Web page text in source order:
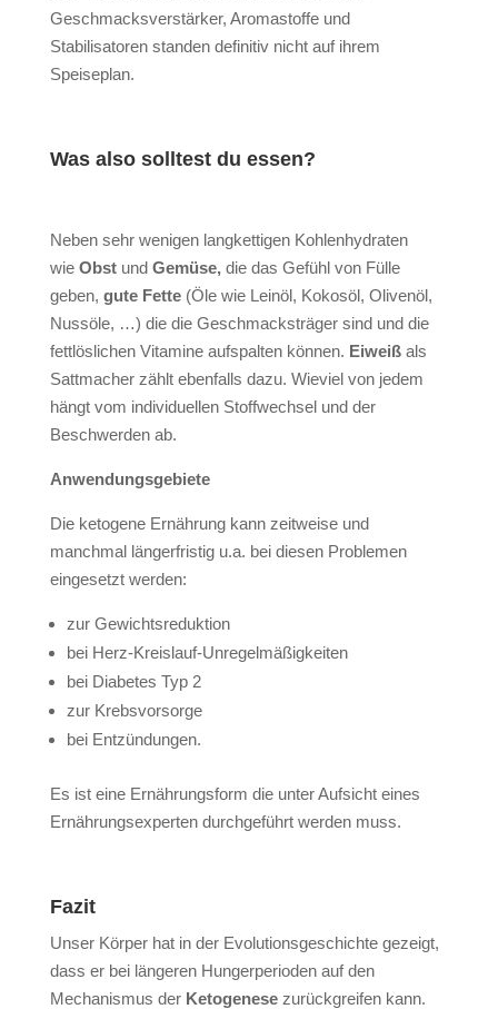
Geschmacksverstärker, Aromastoffe und
Stabilisatoren standen definitiv nicht auf ihrem
Speiseplan.
Was also solltest du essen?
Neben sehr wenigen langkettigen Kohlenhydraten
wie Obstund Gemüse,die das Gefühl von Fülle
geben, gute Fette(Öle wie Leinöl, Kokosöl, Olivenöl,
Nussöle, …) die die Geschmacksträger sind und die
fettlöslichen Vitamine aufspalten können. Eiweiß als
Sattmacher zählt ebenfalls dazu. Wieviel von jedem
hängt vom individuellen Stoffwechsel und der
Beschwerden ab.
Anwendungsgebiete
Die ketogene Ernährung kann zeitweise und
manchmal längerfristig u.a. bei diesen Problemen
eingesetzt werden:
zur Gewichtsreduktion
bei Herz-Kreislauf-Unregelmäßigkeiten
bei Diabetes Typ 2
zur Krebsvorsorge
bei Entzündungen.
Es ist eine Ernährungsform die unter Aufsicht eines
Ernährungsexperten durchgeführt werden muss.
Fazit
Unser Körper hat in der Evolutionsgeschichte gezeigt,
dass er bei längeren Hungerperioden auf den
Mechanismus der Ketogenesezurückgreifen kann.